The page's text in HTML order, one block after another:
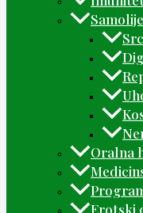
Oralna
Erotski